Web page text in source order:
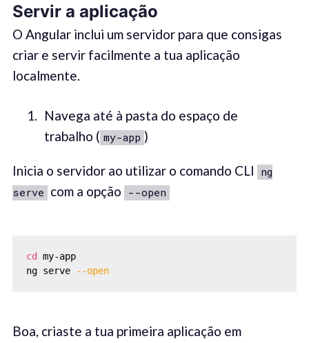
Servir a aplicação
O Angular inclui um servidor para que consigas
criar e servir facilmente a tua aplicação
localmente.
Navega até à pasta do espaço de
trabalho ( my-app )
Inicia o servidor ao utilizar o comando CLI ng
serve com a opção --open
cd
my-app
ng serve
--open
Boa, criaste a tua primeira aplicação em